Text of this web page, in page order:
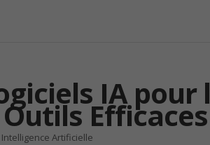
IA
Efficaces
Intelligence Artificielle